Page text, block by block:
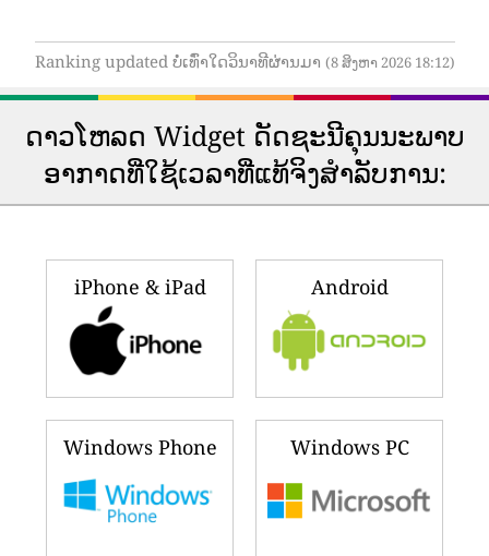
Ranking updated ບໍ່ເທົ່າໃດວິນາທີຜ່ານມາ (8 ສິງຫາ 2026 18:12)
ດາວ​ໂຫລດ Widget ດັດ​ຊະ​ນີ​ຄຸນ​ນະ​ພາບ​
ອາ​ກາດ​ທີ່​ໃຊ້​ເວ​ລາ​ທີ່​ແທ້​ຈິງ​ສໍາ​ລັບ​ການ​:
iPhone & iPad Android
Windows Phone Windows PC